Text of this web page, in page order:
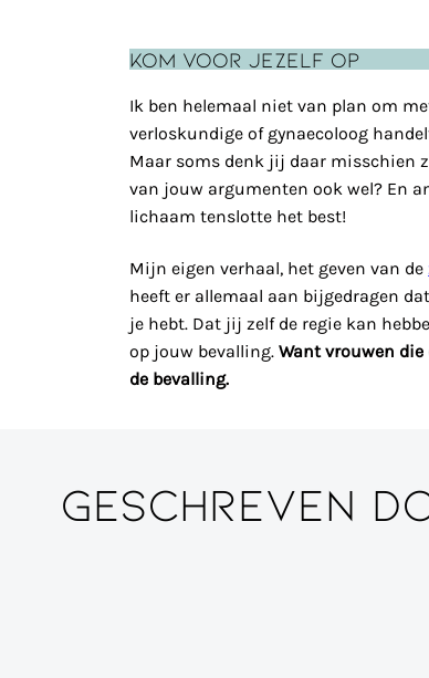
Kom voor jezelf op
Ik ben helemaal niet van plan om
verloskundige of gynaecoloog
Maar soms denk jij daar misschien
van jouw argumenten ook wel? En
lichaam tenslotte het best!
Mijn eigen verhaal, het geven van de
heeft er allemaal aan bijgedragen
je hebt. Dat jij zelf de regie kan
op jouw bevalling.Want vrouwen
de bevalling.
Geschreven